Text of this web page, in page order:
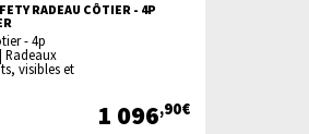
RADEAU CÔTIER - 4P
- 4p
Radeaux
visibles et
1 096,90€